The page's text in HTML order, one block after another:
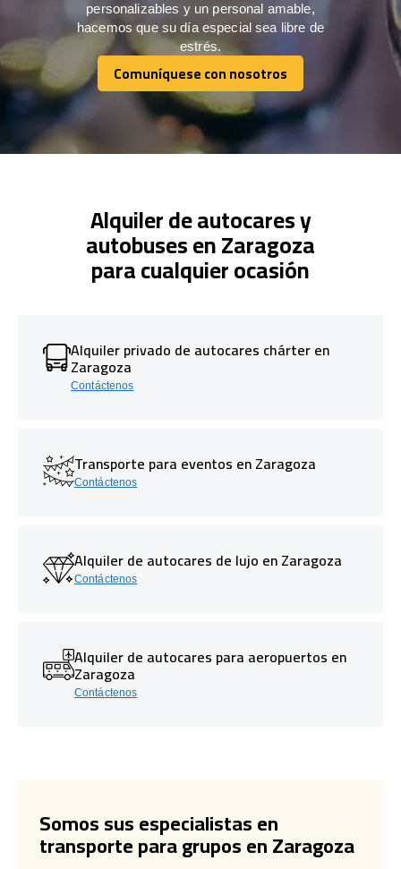
personalizables y un personal amable,
hacemos que su día especial sea libre de
estrés.
Comuníquese con nosotros
Comuníquese con nosotros
Alquiler de autocares y
autobuses en Zaragoza
para cualquier ocasión
Alquiler privado de autocares chárter en
Zaragoza
Contáctenos
Transporte para eventos en Zaragoza
Contáctenos
Alquiler de autocares de lujo en Zaragoza
Contáctenos
Alquiler de autocares para aeropuertos en
Zaragoza
Contáctenos
Somos sus especialistas en
transporte para grupos en Zaragoza